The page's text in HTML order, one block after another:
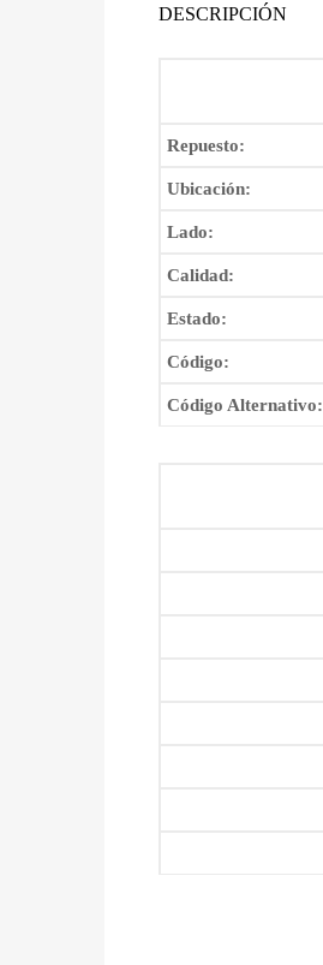
DESCRIPCIÓN
Repuesto:
Ubicación:
Lado:
Calidad:
Estado:
Código:
Código Alternativo: